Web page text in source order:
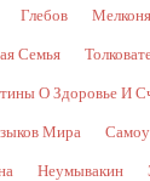
Глебов
Семья
О Здоровье И
Мира
Неумывакин